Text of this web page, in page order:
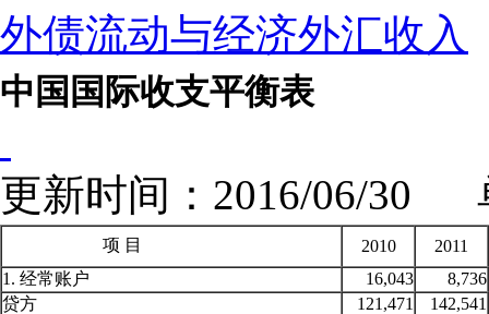
外债流动与经济外汇收入
中国国际收支平衡表
更新时间：2016/06/30
项 目 2010
2011
1. 经常账户
16,043
8,736
贷方
121,471
142,541